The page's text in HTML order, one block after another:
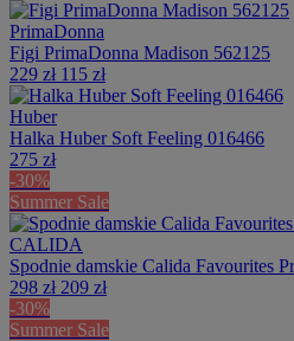
PrimaDonna
Figi PrimaDonna Madison 562125
229 zł 115 zł
Huber
Halka Huber Soft Feeling 016466
275 zł
-30%
Summer Sale
CALIDA
Spodnie damskie Calida Favourites
298 zł 209 zł
-30%
Summer Sale